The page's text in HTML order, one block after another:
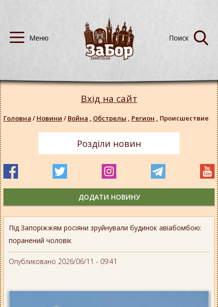
Під Запоріжжям росіяни зруйнували будинок авіабомбою:
поранений чоловік
Опубликовано 2026/06/11 - 09:41
Вхід на сайт
Головна / Новини / Война , Обстрелы , Регион , Происшествие
Розділи новин
ДОДАТИ НОВИНУ